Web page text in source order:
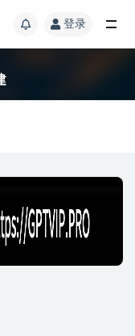
登录